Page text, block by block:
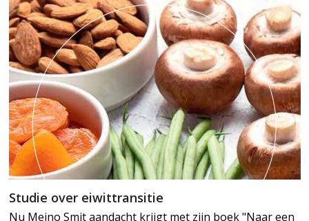
Studie over eiwittransitie
Nu Meino Smit aandacht krijgt met zijn boek "Naar een